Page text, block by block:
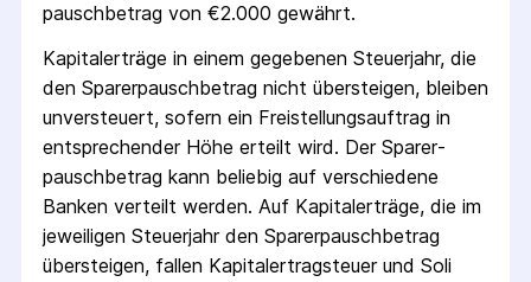
pausch­betrag von €2.000 gewährt.
Kapitalerträge in einem gegebenen Steuerjahr, die
den Sparer­pausch­betrag nicht übersteigen, bleiben
unversteuert, sofern ein Freistellungs­auftrag in
entsprechender Höhe erteilt wird. Der Sparer­
pausch­betrag kann beliebig auf verschiedene
Banken verteilt werden. Auf Kapitalerträge, die im
jeweiligen Steuerjahr den Sparer­pausch­betrag
übersteigen, fallen Kapital­ertrag­steuer und Soli